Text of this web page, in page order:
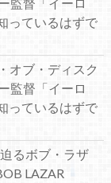
監督「イーロ
っているはずで
オブ・ディスク
監督「イーロ
っているはずで
るボブ・ラザ
LAZAR